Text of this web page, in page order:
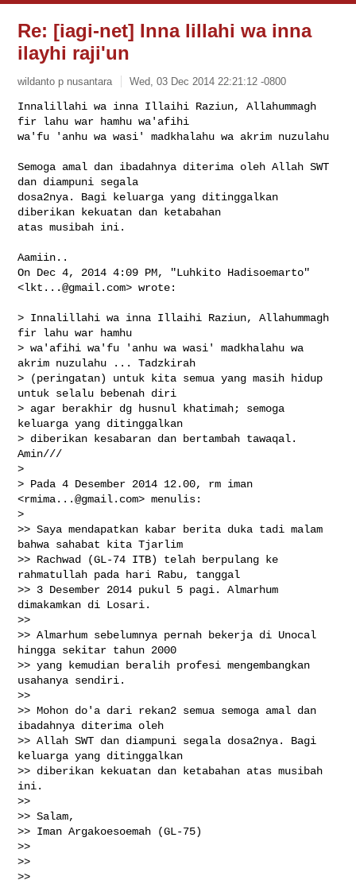
Re: [iagi-net] Inna lillahi wa inna
ilayhi raji'un
wildanto p nusantara Wed, 03 Dec 2014 22:21:12 -0800
Innalillahi wa inna Illaihi Raziun, Allahummagh
fir lahu war hamhu wa'afihi
wa'fu 'anhu wa wasi' madkhalahu wa akrim nuzulahu
Semoga amal dan ibadahnya diterima oleh Allah SWT
dan diampuni segala
dosa2nya. Bagi keluarga yang ditinggalkan
diberikan kekuatan dan ketabahan
atas musibah ini.
Aamiin..
On Dec 4, 2014 4:09 PM, "Luhkito Hadisoemarto"
<lkt...@gmail.com> wrote:
> Innalillahi wa inna Illaihi Raziun, Allahummagh
fir lahu war hamhu
> wa'afihi wa'fu 'anhu wa wasi' madkhalahu wa
akrim nuzulahu ... Tadzkirah
> (peringatan) untuk kita semua yang masih hidup
untuk selalu bebenah diri
> agar berakhir dg husnul khatimah; semoga
keluarga yang ditinggalkan
> diberikan kesabaran dan bertambah tawaqal.
Amin///
>
> Pada 4 Desember 2014 12.00, rm iman
<rmima...@gmail.com> menulis:
>
>> Saya mendapatkan kabar berita duka tadi malam
bahwa sahabat kita Tjarlim
>> Rachwad (GL-74 ITB) telah berpulang ke
rahmatullah pada hari Rabu, tanggal
>> 3 Desember 2014 pukul 5 pagi. Almarhum
dimakamkan di Losari.
>>
>> Almarhum sebelumnya pernah bekerja di Unocal
hingga sekitar tahun 2000
>> yang kemudian beralih profesi mengembangkan
usahanya sendiri.
>>
>> Mohon do'a dari rekan2 semua semoga amal dan
ibadahnya diterima oleh
>> Allah SWT dan diampuni segala dosa2nya. Bagi
keluarga yang ditinggalkan
>> diberikan kekuatan dan ketabahan atas musibah
ini.
>>
>> Salam,
>> Iman Argakoesoemah (GL-75)
>>
>>
>>